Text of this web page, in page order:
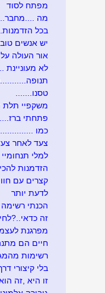
מפתח לסוד
מה
בכל
יש אנשים
אור העולה
לא
טסנו.......
משקפיי תלת
פתחתי
כמו
צעד לאחר
למלי
הזדמנות
קצרים עם
לדעת יותר
הכנתי רשימה
זה
מפרגנת
חיים הם
רשימות
בלי קיצורי
זו היא ,זה